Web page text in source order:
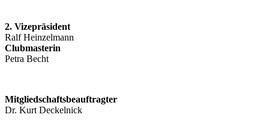
2. Vizepräsident
Ralf Heinzelmann
Clubmasterin
Petra Becht
Mitgliedschaftsbeauftragter
Dr. Kurt Deckelnick